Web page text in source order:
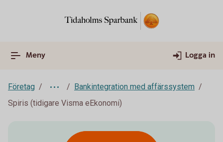
Meny Logga in
Företag
Bankintegration med affärssystem
Spiris (tidigare Visma eEkonomi)